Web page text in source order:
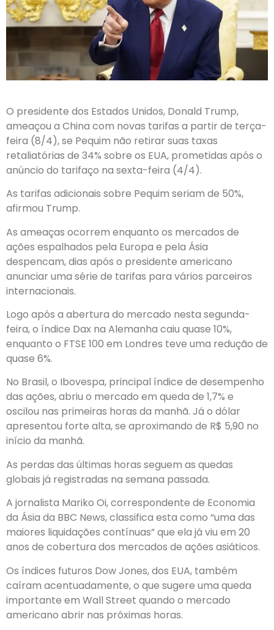
O presidente dos Estados Unidos, Donald Trump,
ameaçou a China com novas tarifas a partir de terça-
feira (8/4), se Pequim não retirar suas taxas
retaliatórias de 34% sobre os EUA, prometidas após o
anúncio do tarifaço na sexta-feira (4/4).
As tarifas adicionais sobre Pequim seriam de 50%,
afirmou Trump.
As ameaças ocorrem enquanto os mercados de
ações espalhados pela Europa e pela Ásia
despencam, dias após o presidente americano
anunciar uma série de tarifas para vários parceiros
internacionais.
Logo após a abertura do mercado nesta segunda-
feira, o índice Dax na Alemanha caiu quase 10%,
enquanto o FTSE 100 em Londres teve uma redução de
quase 6%.
No Brasil, o Ibovespa, principal índice de desempenho
das ações, abriu o mercado em queda de 1,7% e
oscilou nas primeiras horas da manhã. Já o dólar
apresentou forte alta, se aproximando de R$ 5,90 no
início da manhã.
As perdas das últimas horas seguem as quedas
globais já registradas na semana passada.
A jornalista Mariko Oi, correspondente de Economia
da Ásia da BBC News, classifica esta como “uma das
maiores liquidações contínuas” que ela já viu em 20
anos de cobertura dos mercados de ações asiáticos.
Os índices futuros Dow Jones, dos EUA, também
caíram acentuadamente, o que sugere uma queda
importante em Wall Street quando o mercado
americano abrir nas próximas horas.